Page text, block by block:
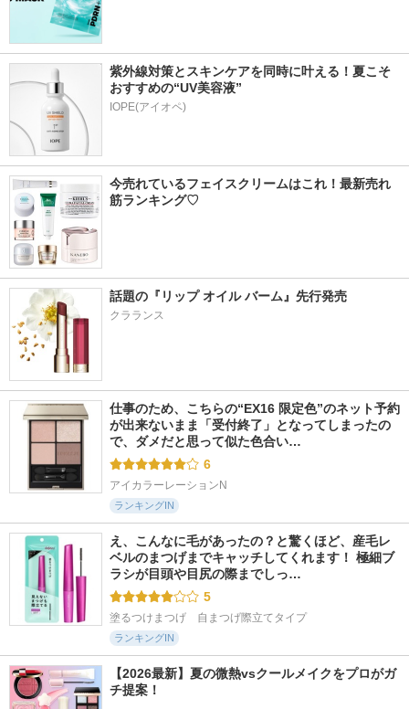
紫外線対策とスキンケアを同時に叶える！夏こそ
おすすめの“UV美容液”
IOPE(アイオペ)
今売れているフェイスクリームはこれ！最新売れ
筋ランキング♡
話題の『リップ オイル バーム』先行発売
クラランス
仕事のため、こちらの“EX16 限定色”のネット予約
が出来ないまま「受付終了」となってしまったの
で、ダメだと思って似た色合い…
6
アイカラーレーションN
ランキングIN
え、こんなに毛があったの？と驚くほど、産毛レ
ベルのまつげまでキャッチしてくれます！ 極細ブ
ラシが目頭や目尻の際までしっ…
5
塗るつけまつげ　自まつげ際立てタイプ
ランキングIN
【2026最新】夏の微熱vsクールメイクをプロがガ
チ提案！